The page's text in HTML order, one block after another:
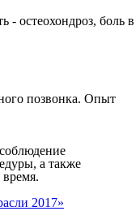
- остеохондроз, боль в
позвонка. Опыт
а также